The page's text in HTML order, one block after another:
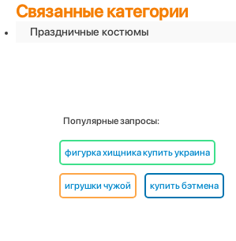
Связанные категории
Праздничные костюмы
Популярные запросы:
фигурка хищника купить украина
игрушки чужой купить бэтмена